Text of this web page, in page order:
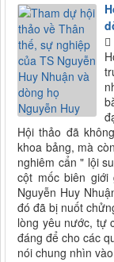
Hội thảo đã
khoa bảng, mà
nghiêm cẩn " lội
cột mốc biên
Nguyễn Huy
đó đã bị nuốt
lòng yêu nước, tự
đáng để cho các
nói chung nhìn